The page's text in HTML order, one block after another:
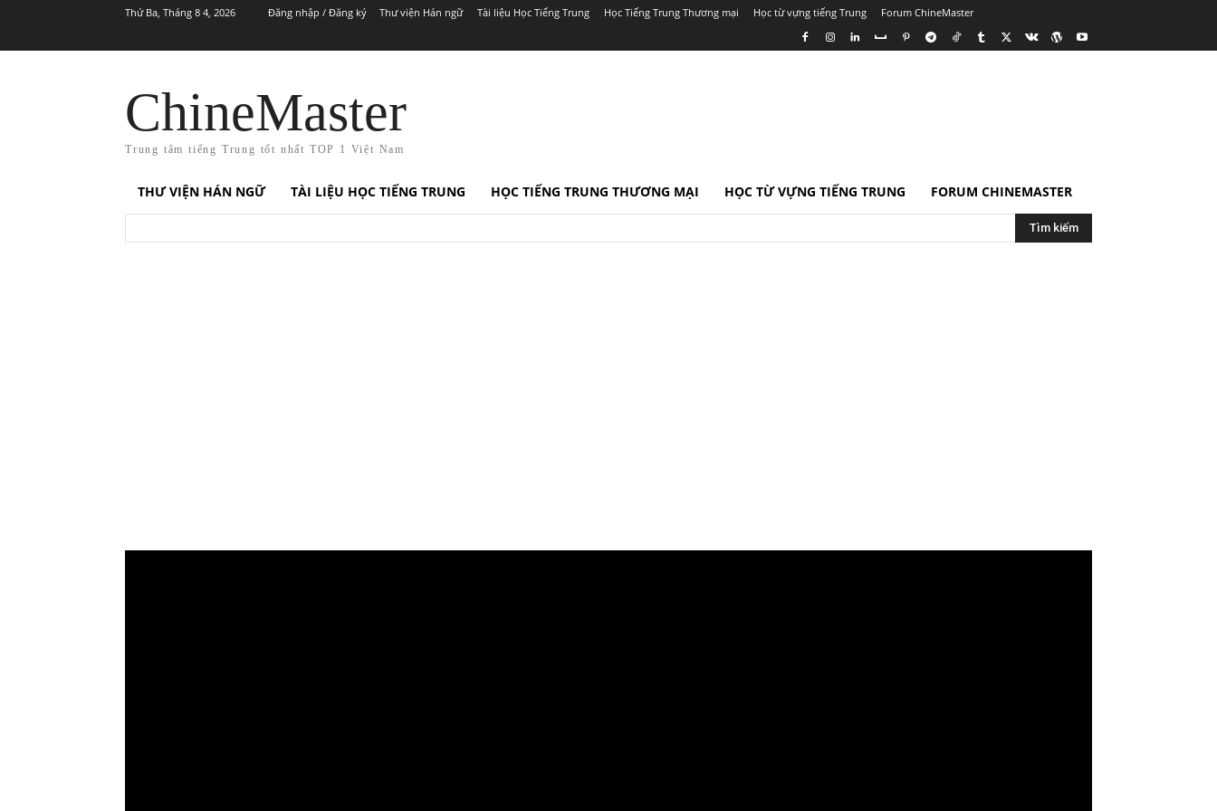
Thứ Ba, Tháng 8 4, 2026 Đăng nhập / Đăng ký Thư viện Hán ngữ Tài liệu Học Tiếng Trung Học Tiếng Trung Thương mại Học từ vựng tiếng Trung Forum ChineMaster
ChineMaster
Trung tâm tiếng Trung tốt nhất TOP 1 Việt Nam
THƯ VIỆN HÁN NGỮ TÀI LIỆU HỌC TIẾNG TRUNG HỌC TIẾNG TRUNG THƯƠNG MẠI HỌC TỪ VỰNG TIẾNG TRUNG FORUM CHINEMASTER
Tìm kiếm